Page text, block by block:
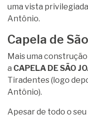
uma vista
Antônio.
Capela de
Mais uma
a CAPELA DE SÃO
Tiradentes (logo
Antônio).
Apesar de todo o seu